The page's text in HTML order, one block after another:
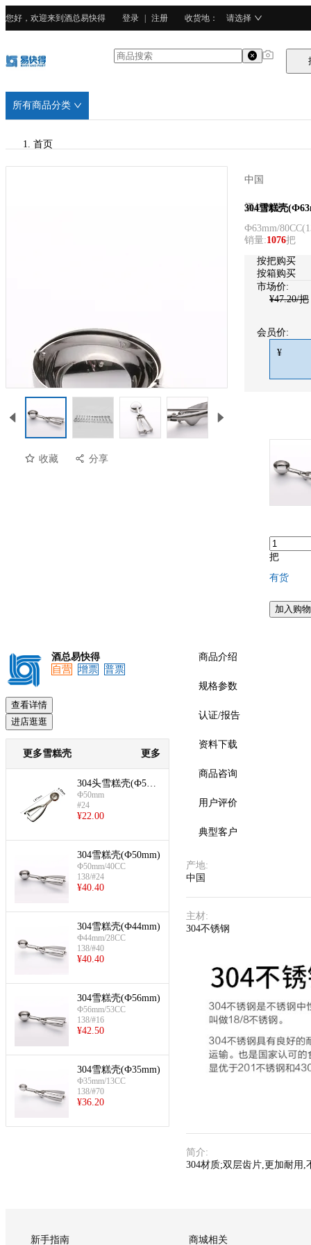
您好，欢迎来到酒总易快得 登录 注册 收货地 ： 请选择
所有商品分类
首页
预览
收藏 分享
中国
酒总精选
304雪糕壳
Ф63mm/80CC(
销量:1076把
按把购买
按箱购买
市场价:
¥47.20/把
会员价:
¥
把
有货
加入购
酒总易快得
自营
增票 普票
查看详情
进店逛逛
更多雪糕壳 更多
304头雪糕壳(Ф50m
m)
Ф50mm
#24
¥22.00
304雪糕壳(Ф50mm)
Ф50mm/40CC
138/#24
¥40.40
304雪糕壳(Ф44mm)
Ф44mm/28CC
138/#40
¥40.40
304雪糕壳(Ф56mm)
Ф56mm/53CC
138/#16
¥42.50
304雪糕壳(Ф35mm)
Ф35mm/13CC
138/#70
¥36.20
商品介绍
规格参数
认证/报告
资料下载
商品咨询
用户评价
典型客户
产地:
中国
主材:
304不锈钢
简介:
304材质;双层齿片,更加耐用
新手指南 商城相关